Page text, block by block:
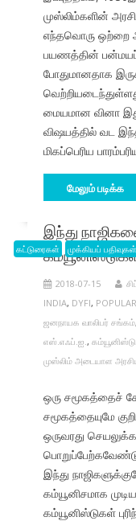
முஸ்லிம்களின்
எந்தவொரு ஒற்றை
பயணத்தின்
போதுமானதாக
மையமான வினா
விஷயத்தில் வட
மிகப்பெரிய
மேலும் படிக்க
கட்டுரைகள் முக்கியப் பதிவுகள்
இந்து
2018-07-15
INDIA, DYFI,
ஜனநாயக வாலிபர் சங்கம்,
எஸ்.எஃப்.ஐ. ,
முஸ்லிம் அடையாள
ஒரு சமூகத்தைச்
சமூகத்தையுமே
ஒருவரது
இந்து
கம்யூனிசமாக
கம்யூனிஸ்டுகள்